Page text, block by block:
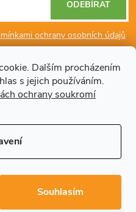
Dalším procházením
s jejich používáním.
ochrany soukromí
Souhlasím
ochrany osobních údajů
ODEBÍRAT
práva vyhrazena.Upravit nastavení